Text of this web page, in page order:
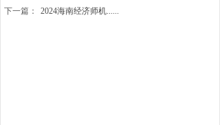
下一篇：
2024海南经济师机......